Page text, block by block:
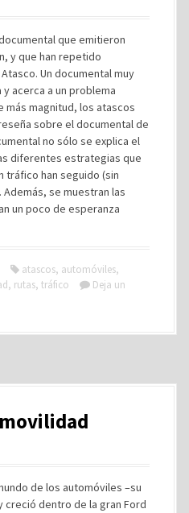
que emitieron
y que han repetido
Un documental muy
acerca a un problema
más magnitud, los atascos
sobre el documental de
no sólo se explica el
diferentes estrategias que
tráfico han seguido (sin
se muestran las
un poco de esperanza
atascos, automóviles,
, rutas, tráfico
Deja un
de los automóviles –su
creció dentro de la gran Ford